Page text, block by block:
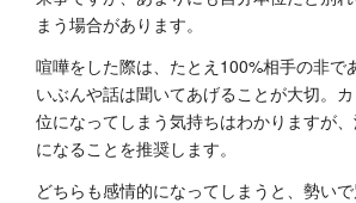
まう場合があります。
喧嘩をした際は、たとえ100%相手の非で
いぶんや話は聞いてあげることが大切。
位になってしまう気持ちはわかりますが
になることを推奨します。
どちらも感情的になってしまうと、勢い